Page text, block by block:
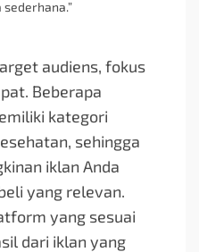
audiens, fokus
Beberapa
kategori
sehingga
iklan Anda
yang relevan.
yang sesuai
dari iklan yang